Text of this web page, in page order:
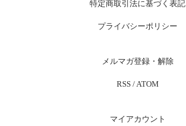
特定商取引法に基づく表記
プライバシーポリシー
メルマガ登録・解除
RSS/ ATOM
マイアカウント